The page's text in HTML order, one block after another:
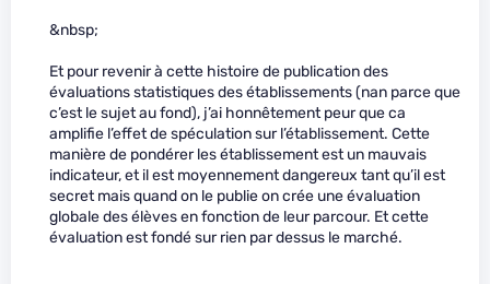
&nbsp;
Et pour revenir à cette histoire de publication des
évaluations statistiques des établissements (nan parce que
c’est le sujet au fond), j’ai honnêtement peur que ca
amplifie l’effet de spéculation sur l’établissement. Cette
manière de pondérer les établissement est un mauvais
indicateur, et il est moyennement dangereux tant qu’il est
secret mais quand on le publie on crée une évaluation
globale des élèves en fonction de leur parcour. Et cette
évaluation est fondé sur rien par dessus le marché.